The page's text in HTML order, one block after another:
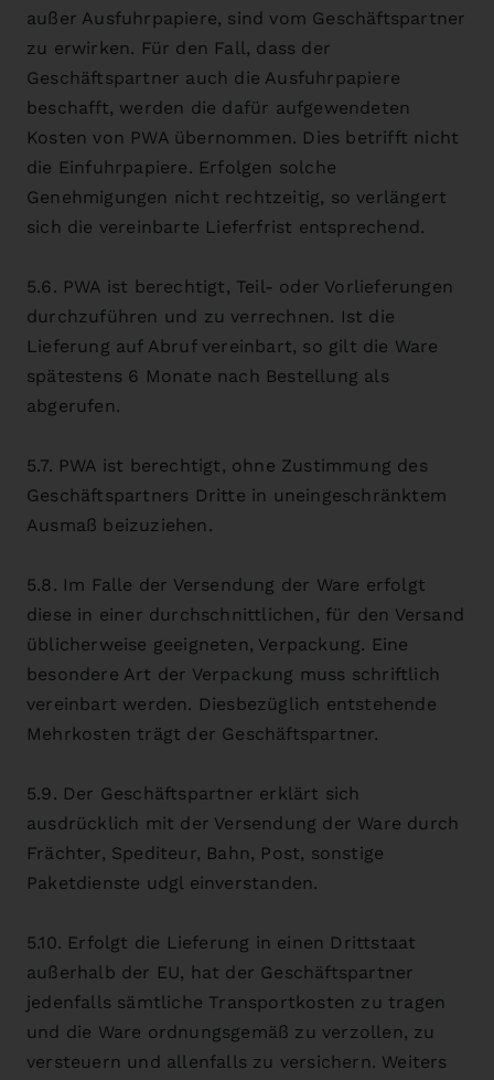
außer Ausfuhrpapiere, sind vom Geschäftspartner
zu erwirken. Für den Fall, dass der
Geschäftspartner auch die Ausfuhrpapiere
beschafft, werden die dafür aufgewendeten
Kosten von PWA übernommen. Dies betrifft nicht
die Einfuhrpapiere. Erfolgen solche
Genehmigungen nicht rechtzeitig, so verlängert
sich die vereinbarte Lieferfrist entsprechend.
5.6. PWA ist berechtigt, Teil- oder Vorlieferungen
durchzuführen und zu verrechnen. Ist die
Lieferung auf Abruf vereinbart, so gilt die Ware
spätestens 6 Monate nach Bestellung als
abgerufen.
5.7. PWA ist berechtigt, ohne Zustimmung des
Geschäftspartners Dritte in uneingeschränktem
Ausmaß beizuziehen.
5.8. Im Falle der Versendung der Ware erfolgt
diese in einer durchschnittlichen, für den Versand
üblicherweise geeigneten, Verpackung. Eine
besondere Art der Verpackung muss schriftlich
vereinbart werden. Diesbezüglich entstehende
Mehrkosten trägt der Geschäftspartner.
5.9. Der Geschäftspartner erklärt sich
ausdrücklich mit der Versendung der Ware durch
Frächter, Spediteur, Bahn, Post, sonstige
Paketdienste udgl einverstanden.
5.10. Erfolgt die Lieferung in einen Drittstaat
außerhalb der EU, hat der Geschäftspartner
jedenfalls sämtliche Transportkosten zu tragen
und die Ware ordnungsgemäß zu verzollen, zu
versteuern und allenfalls zu versichern. Weiters